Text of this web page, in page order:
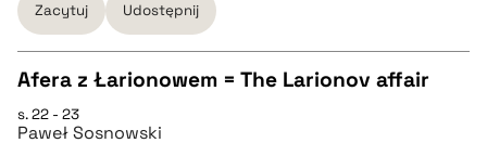
BIBTEX
pobierz cytat
Zacytuj Udostępnij
CZYSTY TEKST
Afera z Łarionowem = The Larionov affair
s. 22 - 23
Paweł Sosnowski